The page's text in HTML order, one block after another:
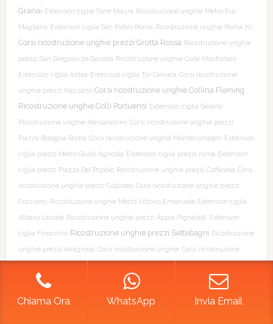
Granai Extension ciglia Torre Maura Ricostruzione unghie Metro Eur
Magliana Extension ciglia San Pietro Roma Ricostruzione unghie Roma 70
Corsi ricostruzione unghie prezzi Grotta Rossa Ricostruzione unghie
prezzi San Gregorio da Sassola Ricostruzione unghie Colle Monfortani
Extension ciglia Ardea Extension ciglia Tor Cervara Corsi ricostruzione
unghie prezzi Nazzano Corsi ricostruzione unghie Collina Fleming
Ricostruzione unghie Colli Portuensi Extension ciglia Gerano
Ricostruzione unghie Alessandrino Corsi ricostruzione unghie prezzi
Piazza Bologna Roma Corsi ricostruzione unghie Montecompatri Extension
ciglia prezzi Metro Giulio Agricola Extension ciglia prezzi roma Extension
ciglia prezzi Piazza Del Popolo Ricostruzione unghie prezzi Caffarella Corsi
ricostruzione unghie prezzi Colosseo Corsi ricostruzione unghie prezzi
Cocciano Ricostruzione unghie Metro Vittorio Emanuele Extension ciglia
Albano Laziale Ricostruzione unghie prezzi Appia Pignatelli Extension
ciglia Finocchio Ricostruzione unghie prezzi Settebagni Ricostruzione
unghie prezzi Anagnina Corsi ricostruzione unghie Corsi ricostruzione
Unghie San Vittorio Corsi ricostruzione unghie prezzi Fiumicino Corsi
ricostruzione unghie prezzi Vallepietra Corsi ricostruzione unghie La
Giustiniana Extension ciglia prezzi Case Rosse Ricostruzione unghie Porta
Chiama Ora WhatsApp Invia Email